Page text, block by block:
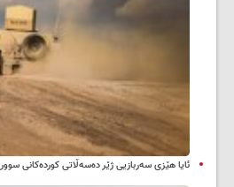
ئایا هێزی سەربازیی ژێر دەسەڵاتی کوردەکانی